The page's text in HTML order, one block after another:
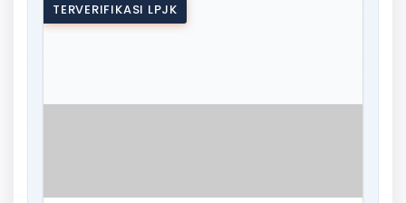
TERVERIFIKASI LPJK